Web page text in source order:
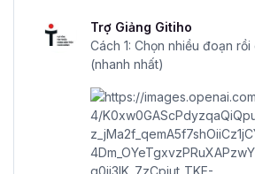
Trợ Giảng Gitiho
Cách 1: Chọn nhiều đoạn rồi
(nhanh nhất)